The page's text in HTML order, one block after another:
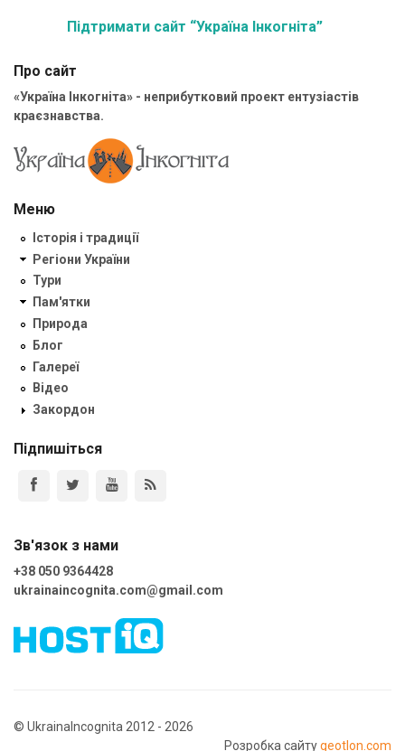
Підтримати сайт “Україна Інкогніта”
Про сайт
«Україна Інкогніта» - неприбутковий проект ентузіастів
краєзнавства.
Меню
Історія і традиції
Регіони України
Тури
Пам'ятки
Природа
Блог
Галереї
Відео
Закордон
Підпишіться
Зв'язок з нами
+38 050 9364428
ukrainaincognita.com@gmail.com
© UkrainaIncognita 2012 - 2026
Розробка сайтуgeotlon.com